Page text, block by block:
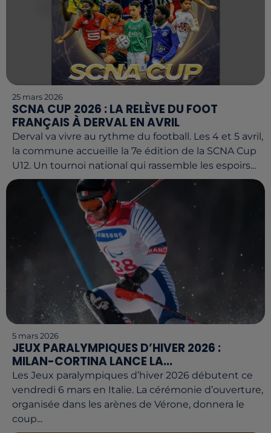
25 mars 2026
SCNA CUP 2026 : LA RELÈVE DU FOOT
FRANÇAIS À DERVAL EN AVRIL
Derval va vivre au rythme du football. Les 4 et 5 avril,
la commune accueille la 7e édition de la SCNA Cup
U12. Un tournoi national qui rassemble les espoirs...
5 mars 2026
JEUX PARALYMPIQUES D’HIVER 2026 :
MILAN-CORTINA LANCE LA...
Les Jeux paralympiques d’hiver 2026 débutent ce
vendredi 6 mars en Italie. La cérémonie d’ouverture,
organisée dans les arènes de Vérone, donnera le
coup...